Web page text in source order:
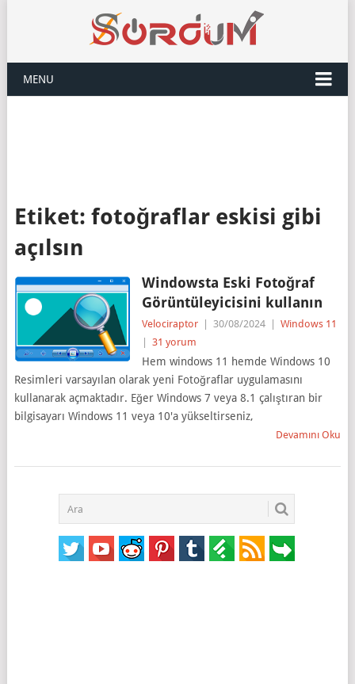
MENU
Etiket: fotoğraflar eskisi gibi
açılsın
Windowsta Eski Fotoğraf
Görüntüleyicisini kullanın
Velociraptor 30/08/2024
Windows 11
31 yorum
Hem windows 11 hemde Windows 10
Resimleri varsayılan olarak yeni Fotoğraflar uygulamasını
kullanarak açmaktadır. Eğer Windows 7 veya 8.1 çalıştıran bir
bilgisayarı Windows 11 veya 10'a yükseltirseniz,
Devamını Oku